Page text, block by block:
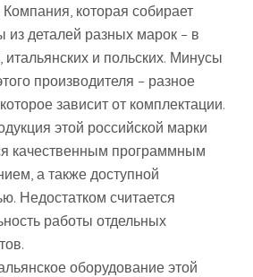
которая собирает
из деталей разных марок – в
итальянских и польских. Минусы
производителя – разное
зависит от комплектации.
этой российской марки
качественным программным
а также доступной
Недостатком считается
работы отдельных
оборудование этой